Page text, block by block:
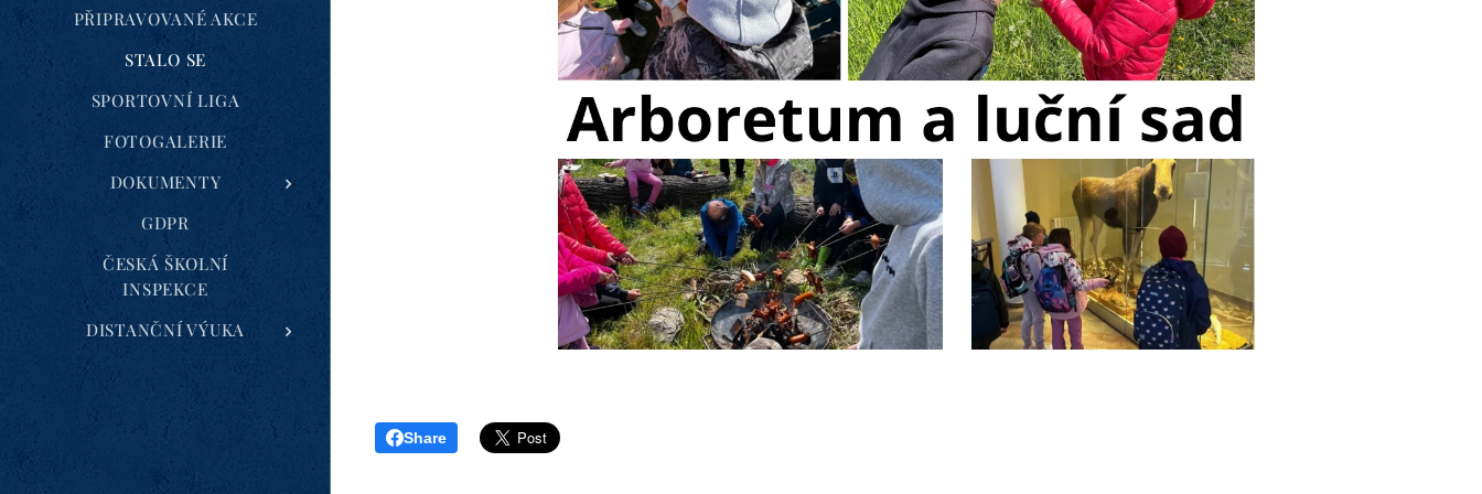
PŘIPRAVOVANÉ AKCE
STALO SE
SPORTOVNÍ LIGA
FOTOGALERIE
DOKUMENTY
GDPR
ČESKÁ ŠKOLNÍ
INSPEKCE
DISTANČNÍ VÝUKA
Share